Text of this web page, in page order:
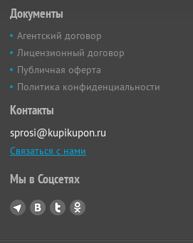
Документы
Агентский договор
Лицензионный договор
Публичная оферта
Политика конфиденциальности
Контакты
sprosi@kupikupon.ru
Связаться с нами
Мы в Соцсетях